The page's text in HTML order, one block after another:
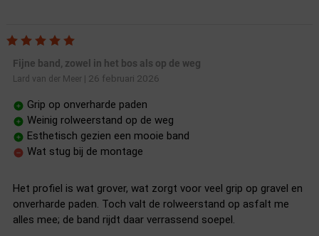
Fijne band, zowel in het bos als op de weg
Lard van der Meer| 26 februari 2026
Grip op onverharde paden
Weinig rolweerstand op de weg
Esthetisch gezien een mooie band
Wat stug bij de montage
Het profiel is wat grover, wat zorgt voor veel grip op gravel en
onverharde paden. Toch valt de rolweerstand op asfalt me
alles mee; de band rijdt daar verrassend soepel.